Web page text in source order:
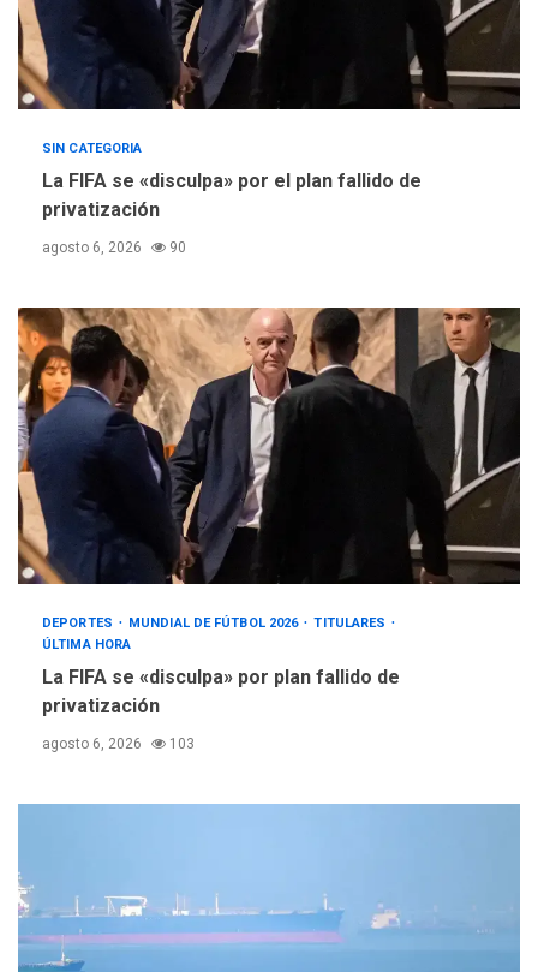
SIN CATEGORIA
La FIFA se «disculpa» por el plan fallido de
privatización
agosto 6, 2026 90
DEPORTES MUNDIAL DE FÚTBOL 2026
TITULARES
ÚLTIMA HORA
La FIFA se «disculpa» por plan fallido de
privatización
agosto 6, 2026 103